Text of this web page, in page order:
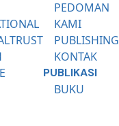
PEDOMAN
KAMI
PUBLISHING
KONTAK
PUBLIKASI
BUKU